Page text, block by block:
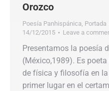
Orozco
Poesía Panhispánica Portada
14/12/2015
Leave a
Presentamos la poesía
(México,1989). Es
de física y filosofía en
primer lugar en el